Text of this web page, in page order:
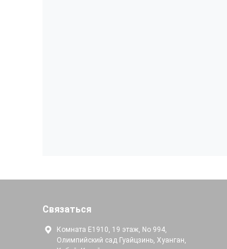
Связаться
Комната E1910, 19 этаж, No 994,
Олимпийский сад Гуайцзинь, Хуанган,